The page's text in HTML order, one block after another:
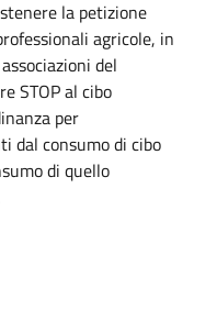
la petizione
agricole, in
del
STOP al cibo
per
dal consumo di cibo
di quello